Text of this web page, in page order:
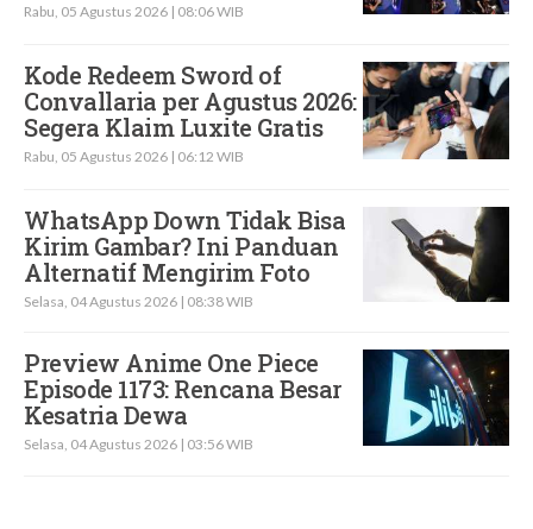
Rabu, 05 Agustus 2026 | 08:06 WIB
Kode Redeem Sword of
Convallaria per Agustus 2026:
Segera Klaim Luxite Gratis
Rabu, 05 Agustus 2026 | 06:12 WIB
WhatsApp Down Tidak Bisa
Kirim Gambar? Ini Panduan
Alternatif Mengirim Foto
Selasa, 04 Agustus 2026 | 08:38 WIB
Preview Anime One Piece
Episode 1173: Rencana Besar
Kesatria Dewa
Selasa, 04 Agustus 2026 | 03:56 WIB